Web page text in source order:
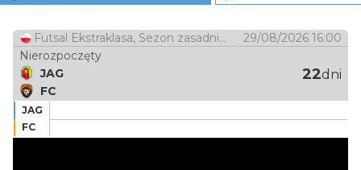
Futsal Ekstraklasa , Sezon zasadniczy, Runda 1
29/08/2026 16:00
Nierozpoczęty
JAG
FC
-
Nierozpoczęty
JAG
FC
22dni
JAG
FC